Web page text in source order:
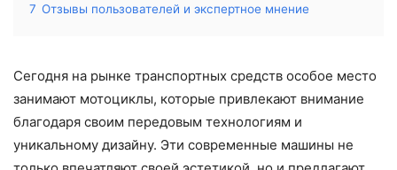
7 Отзывы пользователей и экспертное мнение
Сегодня на рынке транспортных средств особое место
занимают мотоциклы, которые привлекают внимание
благодаря своим передовым технологиям и
уникальному дизайну. Эти современные машины не